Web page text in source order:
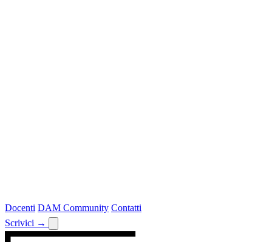
Docenti DAM Community Contatti
Scrivici →